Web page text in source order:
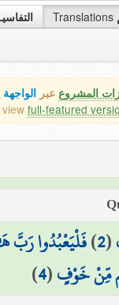
Translations
المشروع عبر الواجهة
full-featured
(
2
)فَلْيَعْبُدُوا رَبَّ
مِّنْ خَوْفٍ(
4
)